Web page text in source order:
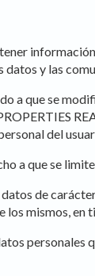
y las
a que se
del
a que se
de
los mismos, en
personales